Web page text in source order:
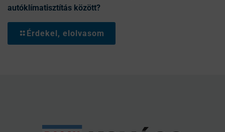
autóklímatisztítás között?
Érdekel, elolvasom